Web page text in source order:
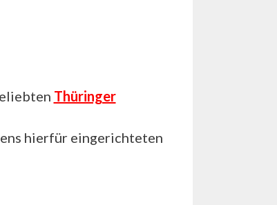
Thüringer
hierfür eingerichteten